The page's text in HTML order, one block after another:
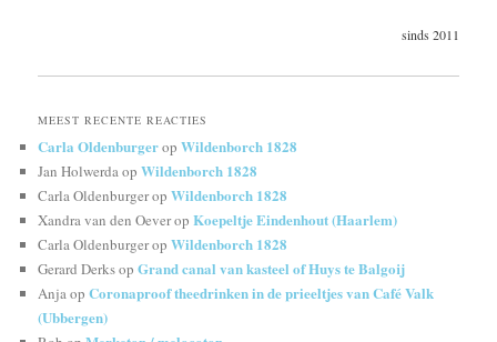
sinds 2011
MEEST RECENTE REACTIES
Carla OldenburgeropWildenborch 1828
Jan HolwerdaopWildenborch 1828
Carla OldenburgeropWildenborch 1828
Xandra van den OeveropKoepeltje Eindenhout (Haarlem)
Carla OldenburgeropWildenborch 1828
Gerard DerksopGrand canal van kasteel of Huys te Balgoij
AnjaopCoronaproof theedrinken in de prieeltjes van Café Valk
(Ubbergen)